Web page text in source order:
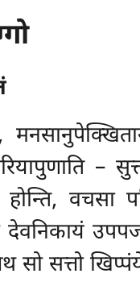
–
वचसा
सत्तो